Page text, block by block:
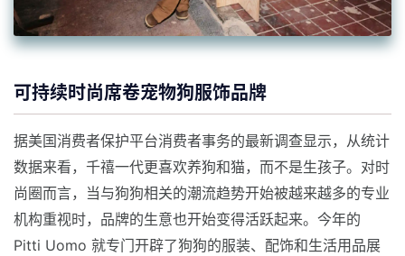
可持续时尚席卷宠物狗服饰品牌
据美国消费者保护平台消费者事务的最新调查显示，从统计
数据来看，千禧一代更喜欢养狗和猫，而不是生孩子。对时
尚圈而言，当与狗狗相关的潮流趋势开始被越来越多的专业
机构重视时，品牌的生意也开始变得活跃起来。今年的
Pitti Uomo 就专门开辟了狗狗的服装、配饰和生活用品展